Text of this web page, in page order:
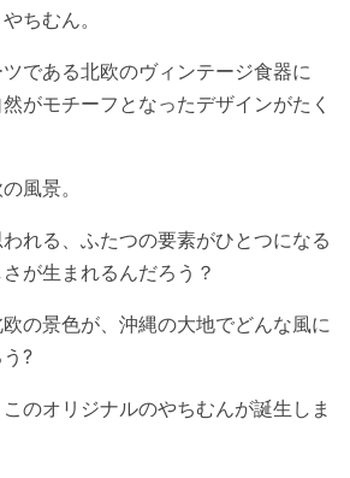
ちむん。
である北欧のヴィンテージ食器に
がモチーフとなったデザインがたく
風景。
れる、ふたつの要素がひとつになる
が生まれるんだろう？
の景色が、沖縄の大地でどんな風に
?
のオリジナルのやちむんが誕生しま